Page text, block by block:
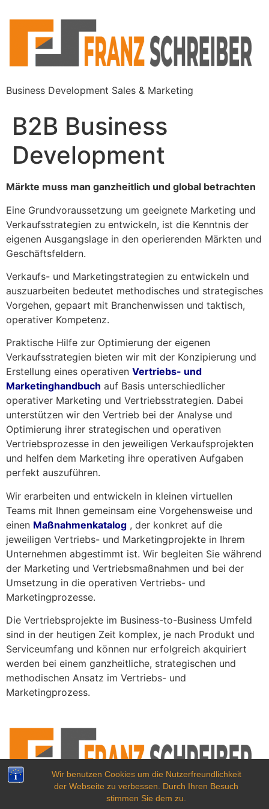
Wir benutzen Cookies um die Nutzerfreundlichkeit
der Webseite zu verbessen. Durch Ihren Besuch
stimmen Sie dem zu.
Business Development Sales & Marketing
B2B Business
Development
Märkte muss man ganzheitlich und global betrachten
Eine Grundvoraussetzung um geeignete Marketing und
Verkaufsstrategien zu entwickeln, ist die Kenntnis der
eigenen Ausgangslage in den operierenden Märkten und
Geschäftsfeldern.
Verkaufs- und Marketingstrategien zu entwickeln und
auszuarbeiten bedeutet methodisches und strategisches
Vorgehen, gepaart mit Branchenwissen und taktisch,
operativer Kompetenz.
Praktische Hilfe zur Optimierung der eigenen
Verkaufsstrategien bieten wir mit der Konzipierung und
Erstellung eines operativen Vertriebs- und
Marketinghandbuch auf Basis unterschiedlicher
operativer Marketing und Vertriebsstrategien. Dabei
unterstützen wir den Vertrieb bei der Analyse und
Optimierung ihrer strategischen und operativen
Vertriebsprozesse in den jeweiligen Verkaufsprojekten
und helfen dem Marketing ihre operativen Aufgaben
perfekt auszuführen.
Wir erarbeiten und entwickeln in kleinen virtuellen
Teams mit Ihnen gemeinsam eine Vorgehensweise und
einen Maßnahmenkatalog , der konkret auf die
jeweiligen Vertriebs- und Marketingprojekte in Ihrem
Unternehmen abgestimmt ist. Wir begleiten Sie während
der Marketing und Vertriebsmaßnahmen und bei der
Umsetzung in die operativen Vertriebs- und
Marketingprozesse.
Die Vertriebsprojekte im Business-to-Business Umfeld
sind in der heutigen Zeit komplex, je nach Produkt und
Serviceumfang und können nur erfolgreich akquiriert
werden bei einem ganzheitliche, strategischen und
methodischen Ansatz im Vertriebs- und
Marketingprozess.
Business Development Sales & Marketing